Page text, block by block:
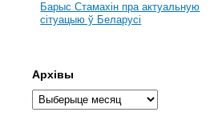
Барыс Стамахін пра актуальную
сітуацыю ў Беларусі
Архівы